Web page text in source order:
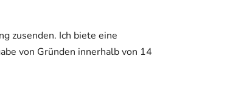
zusenden. Ich biete eine
von Gründen innerhalb von 14